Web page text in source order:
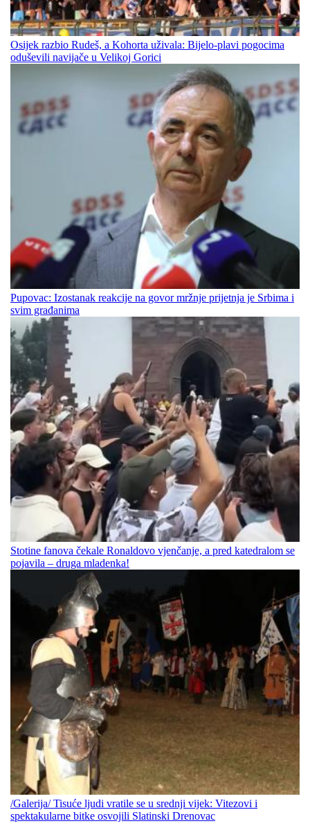
Osijek razbio Rudeš, a Kohorta uživala: Bijelo-plavi pogocima
oduševili navijače u Velikoj Gorici
Pupovac: Izostanak reakcije na govor mržnje prijetnja je Srbima i
svim građanima
Stotine fanova čekale Ronaldovo vjenčanje, a pred katedralom se
pojavila – druga mladenka!
/Galerija/ Tisuće ljudi vratile se u srednji vijek: Vitezovi i
spektakularne bitke osvojili Slatinski Drenovac